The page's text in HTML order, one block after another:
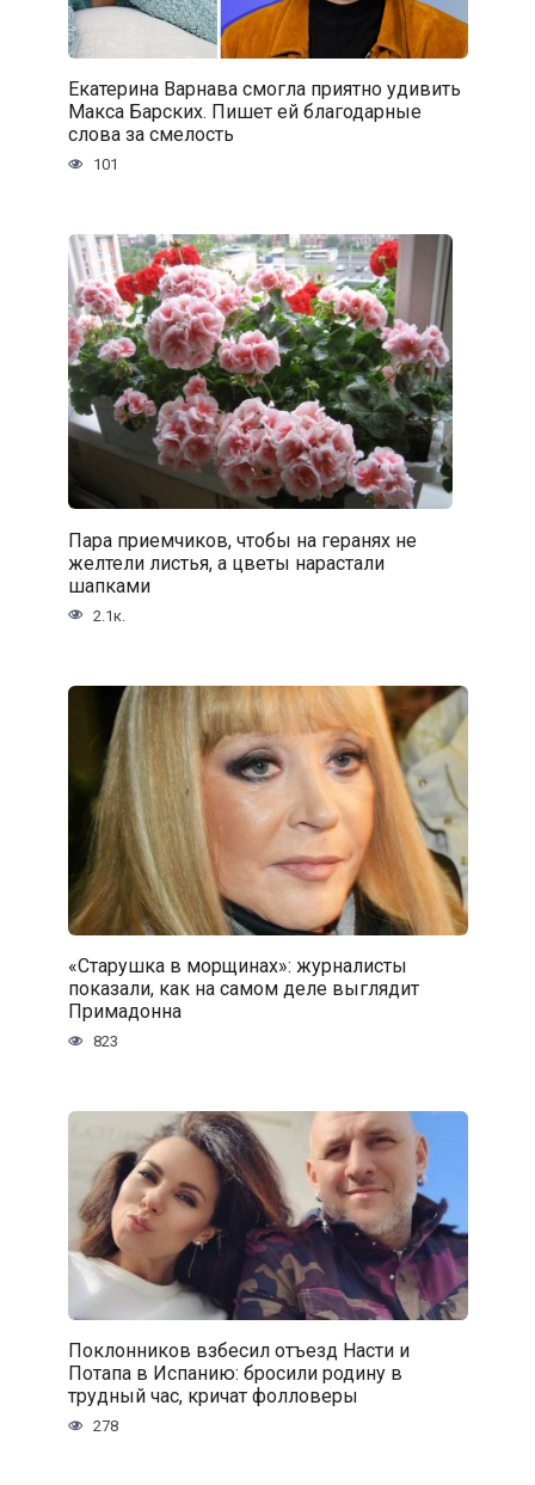
Екатерина Варнава смогла приятно удивить
Макса Барских. Пишет ей благодарные
слова за смелость
101
Пара приемчиков, чтобы на геранях не
желтели листья, а цветы нарастали
шапками
2.1к.
«Старушка в морщинах»: журналисты
показали, как на самом деле выглядит
Примадонна
823
Поклонников взбесил отъезд Насти и
Потапа в Испанию: бросили родину в
трудный час, кричат фолловеры
278